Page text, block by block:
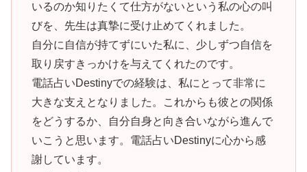
いるのか知りたくて仕方がないという私の心の叫
びを、先生は真摯に受け止めてくれました。
自分に自信が持てずにいた私に、少しずつ自信を
取り戻すきっかけを与えてくれたのです。
電話占いDestinyでの経験は、私にとって非常に
大きな支えとなりました。これからも彼との関係
をどうするか、自分自身と向き合いながら進んで
いこうと思います。電話占いDestinyに心から感
謝しています。